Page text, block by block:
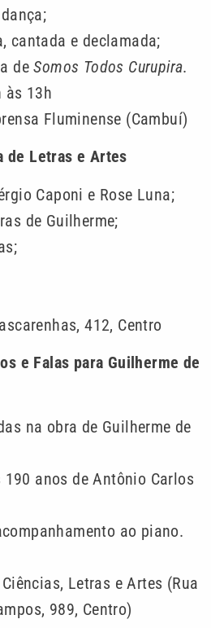
cantada e declamada;
deSomos Todos Curupira.
às 13h
Fluminense (Cambuí)
de Letras e Artes
Caponi e Rose Luna;
de Guilherme;
412, Centro
e Falas para Guilherme de
na obra de Guilherme de
190 anos de Antônio Carlos
ao piano.
Letras e Artes (Rua
989, Centro)